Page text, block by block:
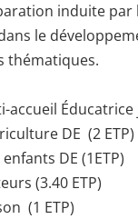
induite
le
thématiques.
accueil Éducatrice
DE (2 ETP)
DE (1ETP)
(3.40 ETP)
(1 ETP)